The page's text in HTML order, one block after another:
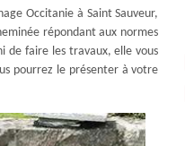
Occitanie à Saint Sauveur,
répondant aux normes
de faire les travaux, elle vous
pourrez le présenter à votre